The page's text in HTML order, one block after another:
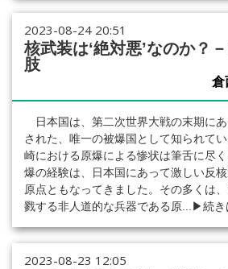
2023-08-24 20:51
核武装は‘絶対悪’なのか？
肢
日本国は、第二次世界大戦の末期に
された、唯一の被爆国として知られて
崎における原爆による惨状は筆舌に尽
爆の経験は、日本国にあって激しい反
原点ともなってきました。その多くは
戮する非人道的な兵器である原...
▶続き
2023-08-23 12:05